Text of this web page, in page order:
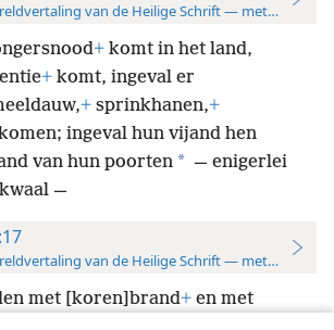
van de Heilige Schrift — met
+ komt in het land,
+ komt, ingeval er
+ sprinkhanen,+
ingeval hun vijand hen
van hun poorten * — enigerlei
kwaal —
van de Heilige Schrift — met
met [koren]brand+ en met